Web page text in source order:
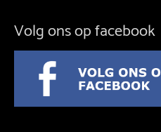
Volg ons op facebook